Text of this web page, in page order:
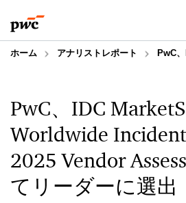
to
content
to
footer
ホーム アナリストレポート PwC
PwC、IDC
Worldwide
2025 Vendor
てリーダーに選出